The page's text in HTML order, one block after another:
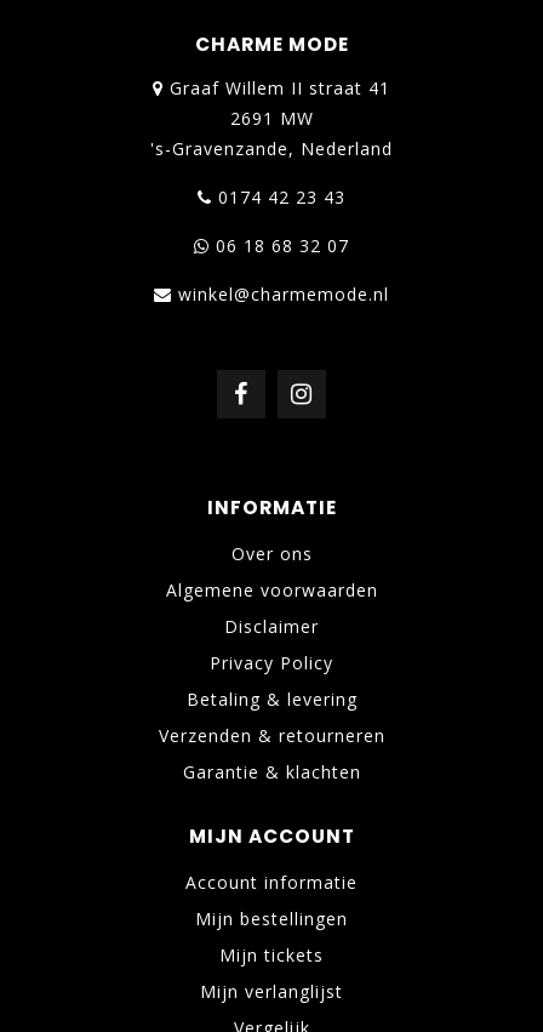
CHARME MODE
Graaf Willem II straat 41
2691 MW
's-Gravenzande, Nederland
0174 42 23 43
06 18 68 32 07
winkel@charmemode.nl
INFORMATIE
Over ons
Algemene voorwaarden
Disclaimer
Privacy Policy
Betaling & levering
Verzenden & retourneren
Garantie & klachten
MIJN ACCOUNT
Account informatie
Mijn bestellingen
Mijn tickets
Mijn verlanglijst